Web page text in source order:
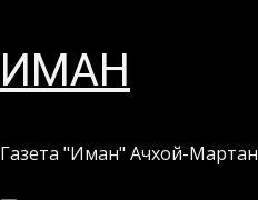
Перейти
кИМАН
Газета "Иман" Ачхой-Мартан